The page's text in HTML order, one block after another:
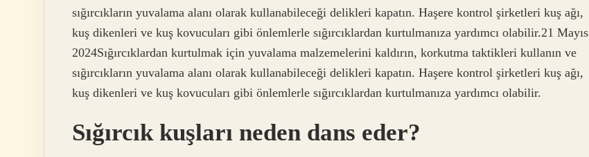
sığırcıkların yuvalama alanı olarak kullanabileceği delikleri kapatın. Haşere kontrol şirketleri kuş ağı,
kuş dikenleri ve kuş kovucuları gibi önlemlerle sığırcıklardan kurtulmanıza yardımcı olabilir.21 Mayıs
2024Sığırcıklardan kurtulmak için yuvalama malzemelerini kaldırın, korkutma taktikleri kullanın ve
sığırcıkların yuvalama alanı olarak kullanabileceği delikleri kapatın. Haşere kontrol şirketleri kuş ağı,
kuş dikenleri ve kuş kovucuları gibi önlemlerle sığırcıklardan kurtulmanıza yardımcı olabilir.
Sığırcık kuşları neden dans eder?